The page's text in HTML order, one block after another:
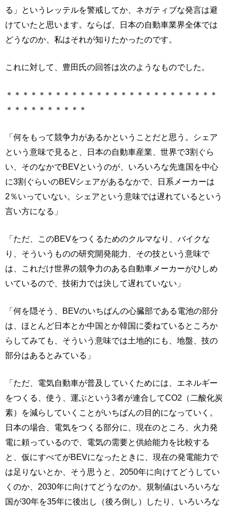
る」というレッテルを警戒してか、ネガティブな発言は避
けていたと思います。ならば、日本の自動車業界全体では
どうなのか、私はそれが知りたかったのです。
これに対して、豊田氏の回答は次のようなものでした。
＊＊＊＊＊＊＊＊＊＊＊＊＊＊＊＊＊＊＊＊＊＊＊＊＊＊
＊＊＊＊＊＊＊＊＊＊
「何をもって競争力があるかということだと思う。シェア
という意味で見ると、日本の自動車産業、世界で3割ぐら
い、そのなかでBEVというのが、いろいろな先進国を中心
に3割ぐらいのBEVシェアがあるなかで、日系メーカーは
2％いっていない。シェアという意味では遅れているという
言い方になる」
「ただ、このBEVをつくるためのクルマなり、バイクな
り、そういうものの研究開発能力、その技という意味で
は、これだけ世界の競争力のある自動車メーカーがひしめ
いているので、技術力では決して遅れていない」
「何を隠そう、BEVのいちばんの心臓部である電池の部分
は、ほとんど日本とか中国とか韓国に委ねているところか
らしてみても、そういう意味では土地的にも、地盤、技の
部分はあるとみている」
「ただ、電気自動車が普及していくためには、エネルギー
をつくる、使う、運ぶという3者が連合してCO2（二酸化炭
素）を減らしていくことがいちばんの目的になっていく。
日本の場合、電気をつくる部分に、現在のところ、火力発
電に頼っているので、電気の需要と供給能力を比較する
と、仮にすべてがBEVになったときに、現在の発電能力で
は足りないとか、そう思うと、2050年に向けてどうしてい
くのか、2030年に向けてどうなのか。規制値はいろいろな
国が30年を35年に後出し（後ろ倒し）したり、いろいろな